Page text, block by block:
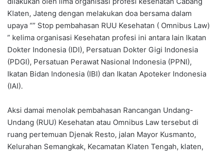
Klaten, Jateng dengan melakukan doa bersama dalam
upaya “” Stop pembahasan RUU Kesehatan ( Omnibus Law)
” kelima organisasi Kesehatan profesi ini antara lain Ikatan
Dokter Indonesia (IDI), Persatuan Dokter Gigi Indonesia
(PDGI), Persatuan Perawat Nasional Indonesia (PPNI),
Ikatan Bidan Indonesia (IBI) dan Ikatan Apoteker Indonesia
(IAI).
Aksi damai menolak pembahasan Rancangan Undang-
Undang (RUU) Kesehatan atau Omnibus Law tersebut di
ruang pertemuan Djenak Resto, jalan Mayor Kusmanto,
Kelurahan Semangkak, Kecamatan Klaten Tengah, klaten,